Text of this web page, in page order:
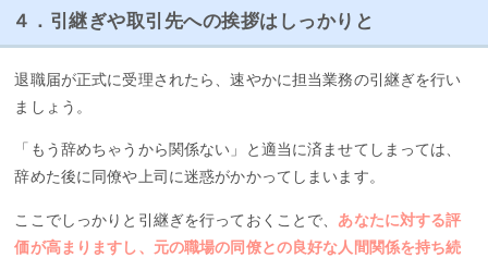
４．引継ぎや取引先への挨拶はしっかりと
退職届が正式に受理されたら、速やかに担当業務の引継ぎを行い
ましょう。
「もう辞めちゃうから関係ない」と適当に済ませてしまっては、
辞めた後に同僚や上司に迷惑がかかってしまいます。
ここでしっかりと引継ぎを行っておくことで、 あなたに対する評
価が高まりますし、元の職場の同僚との良好な人間関係を持ち続